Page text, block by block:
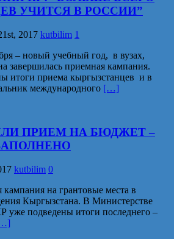
УЧИТСЯ В РОССИИ”
2017 kutbilim 1
– новый учебный год, в вузах,
завершилась приемная кампания.
итоги приема кыргызстанцев и в
международного […]
ПРИЕМ НА БЮДЖЕТ –
kutbilim 0
на грантовые места в
Кыргызстана. В Министерстве
уже подведены итоги последнего –